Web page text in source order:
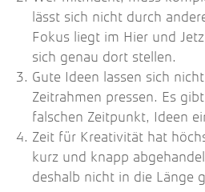
lässt sich nicht durch
Fokus liegt im Hier und
sich genau dort stellen.
Gute Ideen lassen sich
Zeitrahmen pressen. Es
falschen Zeitpunkt, Ideen
Zeit für Kreativität hat
kurz und knapp
deshalb nicht in die Länge